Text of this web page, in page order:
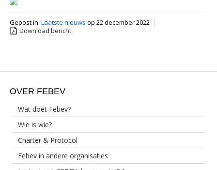
Gepost in: Laatste nieuws op 22 december 2022
Download bericht
OVER FEBEV
Wat doet Febev?
Wie is wie?
Charter & Protocol
Febev in andere organisaties